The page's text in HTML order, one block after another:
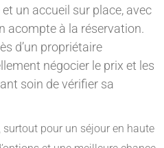
un accueil sur place, avec
acompte à la réservation.
d’un propriétaire
négocier le prix et les
soin de vérifier sa
surtout pour un séjour en haute